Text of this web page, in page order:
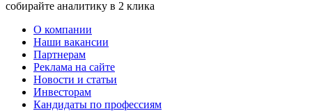
собирайте аналитику в 2 клика
О компании
Наши вакансии
Партнерам
Реклама на сайте
Новости и статьи
Инвесторам
Кандидаты по профессиям